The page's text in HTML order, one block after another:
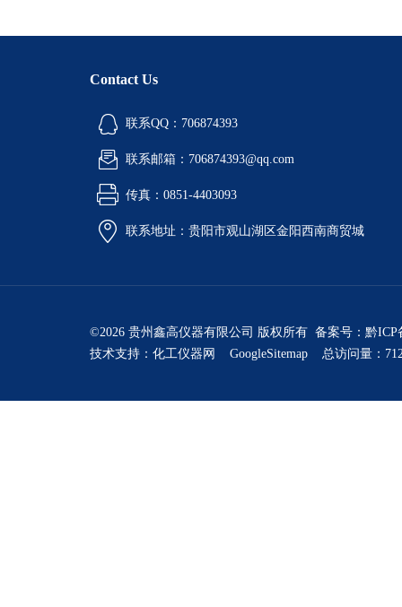
Contact Us
联系QQ：706874393
联系邮箱：706874393@qq.com
传真：0851-4403093
联系地址：贵阳市观山湖区金阳西南商贸城
©2026 贵州鑫高仪器有限公司 版权所有 备案号： 黔ICP
技术支持： 化工仪器网 GoogleSitemap 总访问量：